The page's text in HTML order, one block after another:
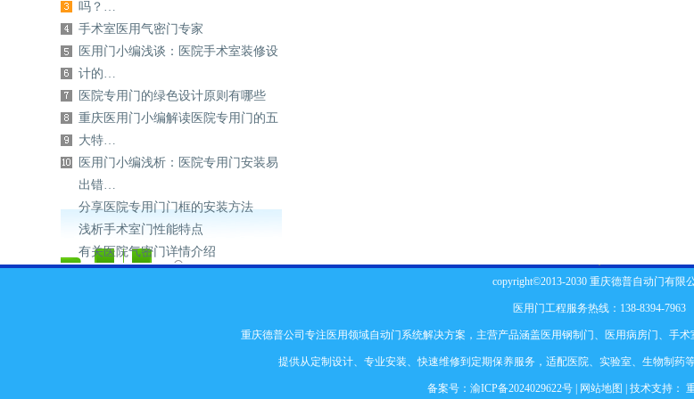
吗？…
手术室医用气密门专家
医用门小编浅谈：医院手术室装修设
计的…
医院专用门的绿色设计原则有哪些
重庆医用门小编解读医院专用门的五
大特…
医用门小编浅析：医院专用门安装易
出错…
分享医院专用门门框的安装方法
浅析手术室门性能特点
有关医院气密门详情介绍
copyright©2013-2030 重庆德普自动门有限
医用门工程服务热线：138-8394-7963
重庆德普公司专注医用领域自动门系统解决方案，主营产品涵盖医用钢制门 医用病房门 手术
提供从定制设计、专业安装、快速维修到定期保养服务，适配医院、实验室、生物制药
备案号： 渝ICP备2024029622号 | 网站地图 | 技术支持：